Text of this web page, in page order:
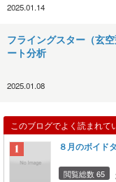
2025.01.14
フライングスター（玄
ート分析
2025.01.08
このブログでよく読まれて
８月のボイド
閲覧総数 65